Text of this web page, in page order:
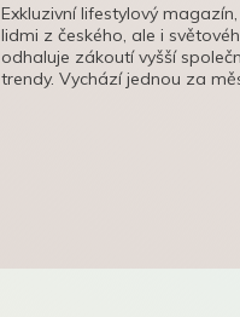
Exkluzivní lifestylový
lidmi z českého, ale i
odhaluje zákoutí vyšší
trendy. Vychází jednou za